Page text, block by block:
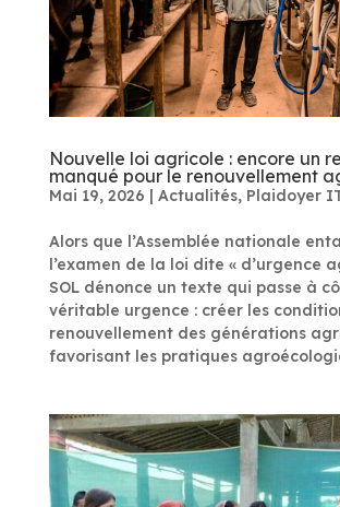
Nouvelle loi agricole : encore un
manqué pour le renouvellement
Mai 19, 2026 | Actualités, Plaidoyer
Alors que l’Assemblée nationale
l’examen de la loi dite « d’urgence
SOL dénonce un texte qui passe à
véritable urgence : créer les
renouvellement des générations
favorisant les pratiques